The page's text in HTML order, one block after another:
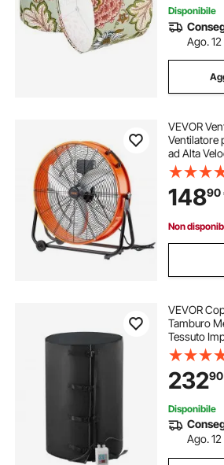
Disponibile
Ago. 12
VEVOR
Ventilatore
ad Alta
CFM
Variabile
Regolabile
Uso
14890
Non
VEVOR
Tamburo
Tessuto
23290
Disponibile
Ago. 12